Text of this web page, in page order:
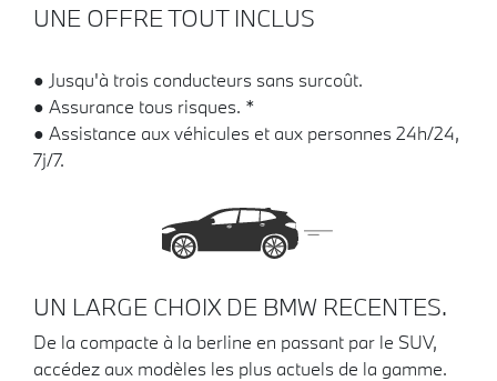
UNE OFFRE TOUT INCLUS
● Jusqu'à trois conducteurs sans surcoût.
● Assurance tous risques. *
● Assistance aux véhicules et aux personnes 24h/24,
7j/7.
UN LARGE CHOIX DE BMW RECENTES.
De la compacte à la berline en passant par le SUV,
accédez aux modèles les plus actuels de la gamme.